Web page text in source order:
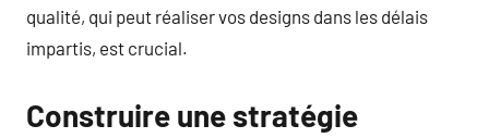
qualité, qui peut réaliser vos designs dans les délais
impartis, est crucial.
Construire une stratégie